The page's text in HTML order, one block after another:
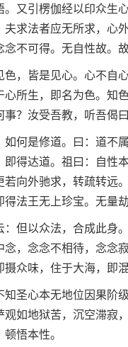
。又引楞伽经以印众生
夫求法者应无所求，心
念不可得。无自性故。
色，皆是见心。心不自
心所生，即名为色。知
事？汝受吾教，听吾偈
如何是修道。曰：道不
即得达道。祖曰：自性
若向外驰求，转疏转远
得法王无上珍宝。无量
：但以众法，合成此身
念，念念不相待，念念
摄众味，住于大海，即
知圣心本无地位因果阶
观如地狱苦，沉空滞寂
悟本性。